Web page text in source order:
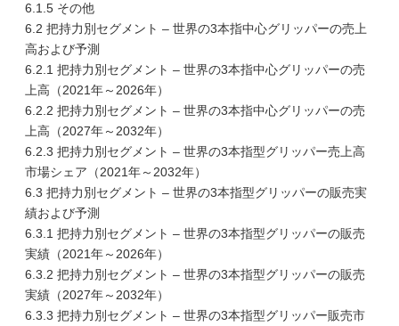
6.1.5 その他
6.2 把持力別セグメント – 世界の3本指中心グリッパーの売上
高および予測
6.2.1 把持力別セグメント – 世界の3本指中心グリッパーの売
上高（2021年～2026年）
6.2.2 把持力別セグメント – 世界の3本指中心グリッパーの売
上高（2027年～2032年）
6.2.3 把持力別セグメント – 世界の3本指型グリッパー売上高
市場シェア（2021年～2032年）
6.3 把持力別セグメント – 世界の3本指型グリッパーの販売実
績および予測
6.3.1 把持力別セグメント – 世界の3本指型グリッパーの販売
実績（2021年～2026年）
6.3.2 把持力別セグメント – 世界の3本指型グリッパーの販売
実績（2027年～2032年）
6.3.3 把持力別セグメント – 世界の3本指型グリッパー販売市